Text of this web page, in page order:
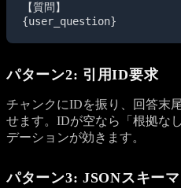
【質問】
{user_question}
パターン2: 引用ID要求
チャンクにIDを振り、回答末
せます。IDが空なら「根拠な
デーションが効きます。
パターン3: JSONスキー